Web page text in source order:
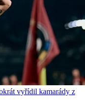
vyřídil kamarády z